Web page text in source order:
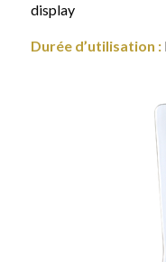
display
Durée d’utilisation :